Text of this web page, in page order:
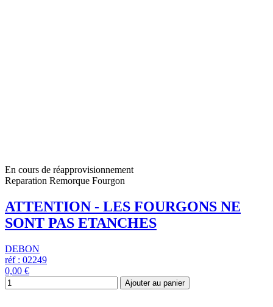
En cours de réapprovisionnement
Reparation Remorque Fourgon
ATTENTION - LES FOURGONS NE
SONT PAS ETANCHES
DEBON
réf : 02249
0,00 €
Ajouter au panier